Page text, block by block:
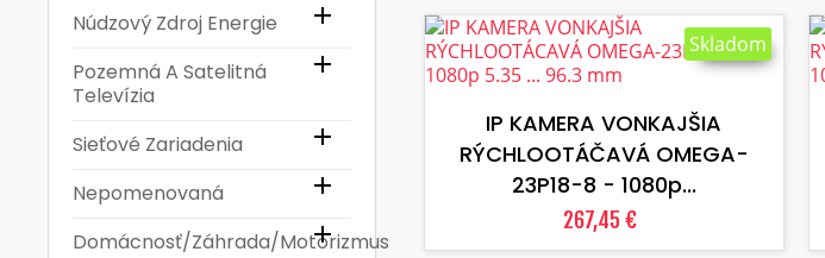
Núdzový Zdroj Energie 
Pozemná A Satelitná
Televízia

Sieťové Zariadenia 
Nepomenovaná 
Domácnosť/Záhrada/Motorizmus

VLOŽIŤ DO KOŠÍKA
IP KAMERA VONKAJŠIA
RÝCHLOOTÁČAVÁ OMEGA-
23P18-8 - 1080p...
267,45 €
Skladom